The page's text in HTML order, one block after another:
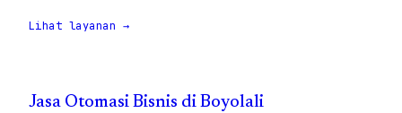
Lihat layanan →
Jasa Otomasi Bisnis di Boyolali